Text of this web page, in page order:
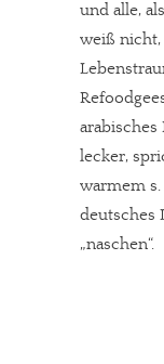
und alle,
weiß
lecker,
warmem
deutsches
„naschen“.